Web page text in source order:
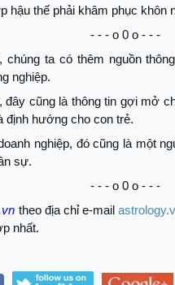
hậu thế phải khâm phục khôn
- - - o 0 o - - -
ta có thêm nguồn
nghiệp.
cũng là thông tin gợi mở
định hướng cho con trẻ.
nghiệp, đó cũng là một
sự.
- - - o 0 o - - -
theo địa chỉ e-mail
nhất.